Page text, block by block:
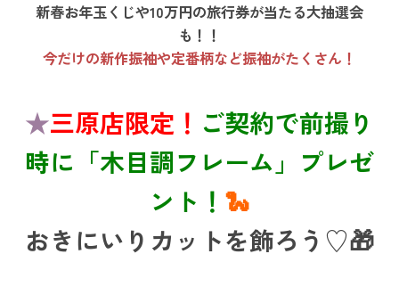
新春お年玉くじや10万円の旅行券が当たる大抽選会
も！！
今だけの新作振袖や定番柄など振袖がたくさん！
★三原店限定！ ご契約で前撮り
時に「木目調フレーム」プレゼ
ント！ 🐍
おきにいりカットを飾ろう♡🎁